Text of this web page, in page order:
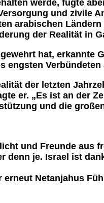
werde, fügte
und zivile
arabischen
der Realität in
hat, erkannte
engsten Verbündeten
der letzten
er. „Es ist an der
und die
und Freunde aus
denn je. Israel ist
Netanjahus